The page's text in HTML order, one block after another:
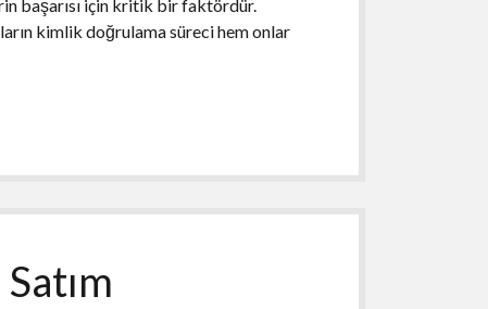
başarısı için kritik bir faktördür.
kimlik doğrulama süreci hem onlar